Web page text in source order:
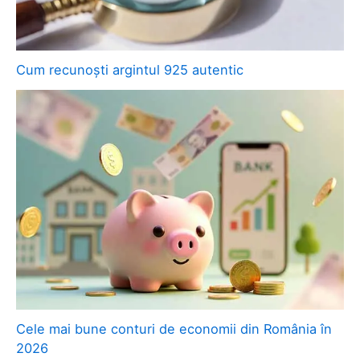
Cum recunoști argintul 925 autentic
Cele mai bune conturi de economii din România în
2026